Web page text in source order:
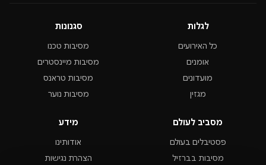
לגלות
כל האירועים
אומנים
מועדונים
מגזין
סגנונות
מסיבות טכנו
מסיבות מיינסטרים
מסיבות טראנס
מסיבות נוער
מסביב לעולם
פסטיבלים בעולם
מסיבות בברזיל
מידע
אודותינו
הצהרת נגישות